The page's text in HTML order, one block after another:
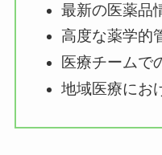
最新の医薬品
高度な薬学的
医療チームで
地域医療にお